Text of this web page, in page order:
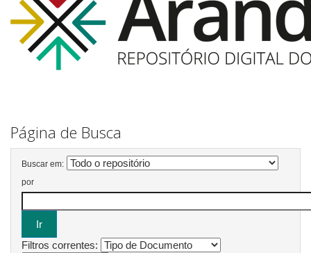
Página de Busca
Buscar em:
por
Filtros correntes: